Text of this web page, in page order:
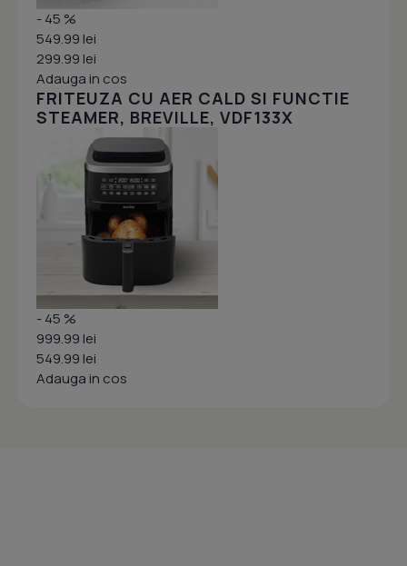
- 45 %
549.99 lei
299.99 lei
Adauga in cos
FRITEUZA CU AER CALD SI FUNCTIE
STEAMER, BREVILLE, VDF133X
- 45 %
999.99 lei
549.99 lei
Adauga in cos